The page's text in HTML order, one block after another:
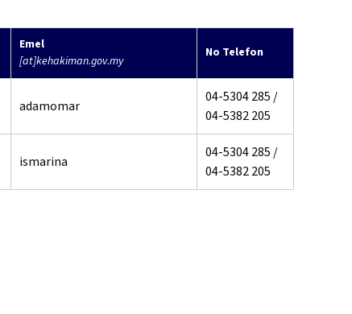
Emel
[at]kehakiman.gov.my
No Telefon
adamomar
04-5304 285 /
04-5382 205
ismarina
04-5304 285 /
04-5382 205